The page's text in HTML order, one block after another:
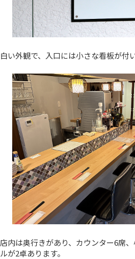
白い外観で、入口には小さな看板が付
店内は奥行きがあり、カウンター6席
ルが2卓あります。